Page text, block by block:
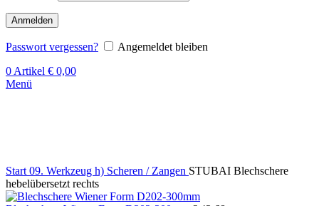
Anmelden
Passwort vergessen?
Angemeldet bleiben
0 Artikel € 0,00
Menü
Start 09. Werkzeug h) Scheren / Zangen STUBAI Blechschere
hebelübersetzt rechts